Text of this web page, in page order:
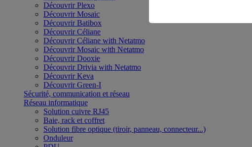
Découvrir Plexo
Découvrir Mosaic
Découvrir Batibox
Découvrir Céliane
Découvrir Céliane with Netatmo
Découvrir Mosaic with Netatmo
Découvrir Dooxie
Découvrir Drivia with Netatmo
Découvrir Keva
Découvrir Green-I
Sécurité, communication et réseau
Réseau informatique
Solution cuivre RJ45
Baie, rack et coffret
Solution fibre optique (tiroir, panneau, connecteur...)
Onduleur